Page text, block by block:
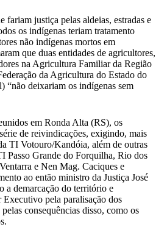
fariam justiça pelas aldeias, estradas e
os indígenas teriam tratamento
não indígenas mortos em
que duas entidades de agricultores,
na Agricultura Familiar da Região
da Agricultura do Estado do
“não deixariam os indígenas sem
em Ronda Alta (RS), os
de reivindicações, exigindo, mais
TI Votouro/Kandóia, além de outras
Passo Grande do Forquilha, Rio dos
e Nen Mag. Caciques e
ao então ministro da Justiça José
a demarcação do território e
pela paralisação dos
consequências disso, como os